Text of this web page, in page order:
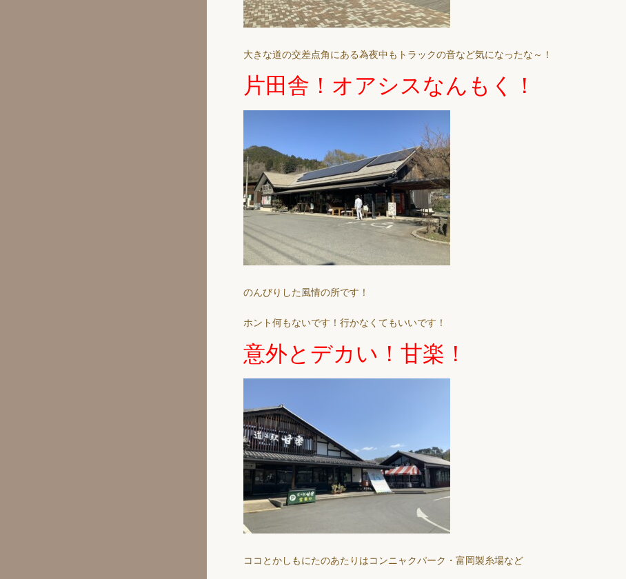
大きな道の交差点角にある為夜中もトラックの音など気になったな～！
片田舎！オアシスなんもく！
のんびりした風情の所です！
ホント何もないです！行かなくてもいいです！
意外とデカい！甘楽！
ココとかしもにたのあたりはコンニャクパーク・富岡製糸場など